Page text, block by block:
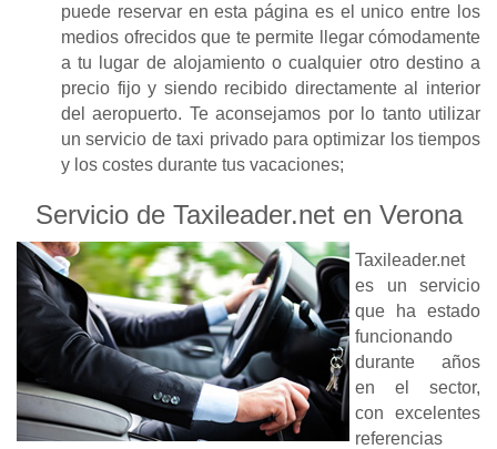
puede reservar en esta página es el unico entre los
medios ofrecidos que te permite llegar cómodamente
a tu lugar de alojamiento o cualquier otro destino a
precio fijo y siendo recibido directamente al interior
del aeropuerto. Te aconsejamos por lo tanto utilizar
un servicio de taxi privado para optimizar los tiempos
y los costes durante tus vacaciones;
Servicio de Taxileader.net en Verona
Taxileader.net
es un servicio
que ha estado
funcionando
durante años
en el sector,
con excelentes
referencias